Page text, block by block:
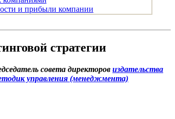
и прибыли компании
стратегии
совета директоров издательства
управления (менеджмента)